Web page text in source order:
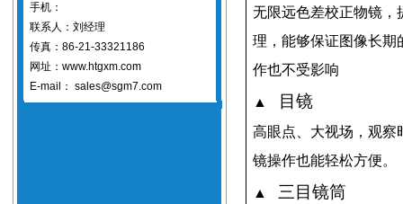
手机：
联系人：刘经理
传真：86-21-33321186
网址：www.htgxm.com
E-mail： sales@sgm7.com
无限远色差校正物镜，
理，能够保证图像长期
作也不受影响
▲ 目镜
高眼点、大视场，观察
镜操作也能轻松方便。
▲ 三目镜筒